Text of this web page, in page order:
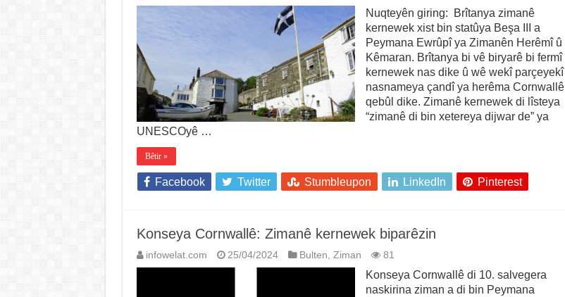
Nuqteyên giring: Brîtanya zimanê
kernewek xist bin statûya Beşa III a
Peymana Ewrûpî ya Zimanên Herêmî û
Kêmaran. Brîtanya bi vê biryarê bi fermî
kernewek nas dike û wê wekî parçeyekî
nasnameya çandî ya herêma Cornwallê
qebûl dike. Zimanê kernewek di lîsteya
“zimanê di bin xetereya dijwar de” ya
UNESCOyê …
Bêtir »
Facebook Twitter Stumbleupon LinkedIn Pinterest
Konseya Cornwallê: Zimanê kernewek biparêzin
infowelat.com 25/04/2024 Bulten, Ziman 81
Konseya Cornwallê di 10. salvegera
naskirina ziman a di bin Peymana